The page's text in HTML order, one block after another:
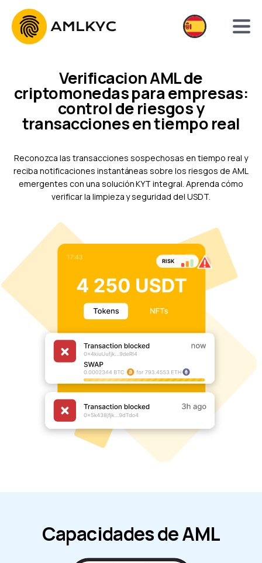
Verificacion AML de
criptomonedas para empresas:
control de riesgos y
transacciones en tiempo real
Reconozca las transacciones sospechosas en tiempo real y
reciba notificaciones instantáneas sobre los riesgos de AML
emergentes con una solución KYT integral. Aprenda cómo
verificar la limpieza y seguridad del USDT.
Capacidades de AML